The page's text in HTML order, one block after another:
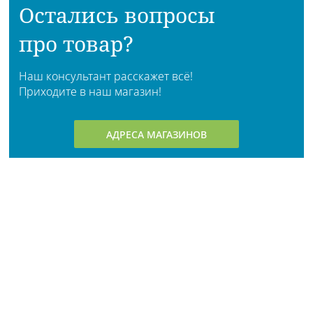
Остались вопросы
про товар?
Наш консультант расскажет всё!
Приходите в наш магазин!
АДРЕСА МАГАЗИНОВ